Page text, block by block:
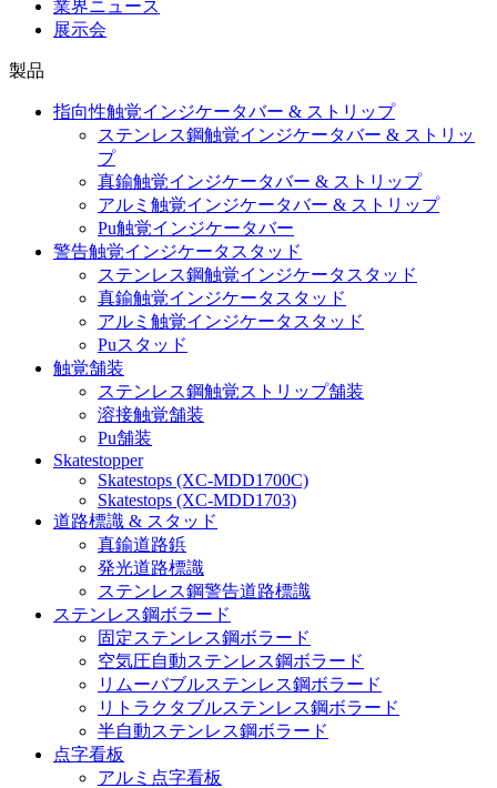
業界ニュース
展示会
製品
指向性触覚インジケータバー & ストリップ
ステンレス鋼触覚インジケータバー & ストリッ
プ
真鍮触覚インジケータバー & ストリップ
アルミ触覚インジケータバー & ストリップ
Pu触覚インジケータバー
警告触覚インジケータスタッド
ステンレス鋼触覚インジケータスタッド
真鍮触覚インジケータスタッド
アルミ触覚インジケータスタッド
Puスタッド
触覚舗装
ステンレス鋼触覚ストリップ舗装
溶接触覚舗装
Pu舗装
Skatestopper
Skatestops (XC-MDD1700C)
Skatestops (XC-MDD1703)
道路標識 & スタッド
真鍮道路鋲
発光道路標識
ステンレス鋼警告道路標識
ステンレス鋼ボラード
固定ステンレス鋼ボラード
空気圧自動ステンレス鋼ボラード
リムーバブルステンレス鋼ボラード
リトラクタブルステンレス鋼ボラード
半自動ステンレス鋼ボラード
点字看板
アルミ点字看板